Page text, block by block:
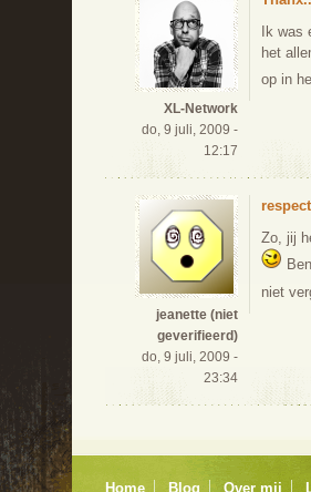
XL-Network
do, 9 juli, 2009 -
12:17
Ik
het
op in
jeanette (niet
geverifieerd)
do, 9 juli, 2009 -
23:34
respect
Zo, jij
niet
Home Blog Over mij